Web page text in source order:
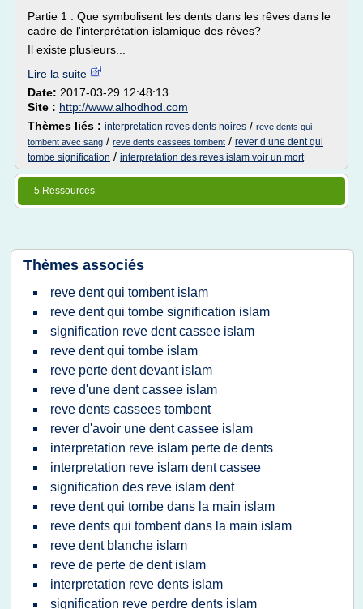
Partie 1 : Que symbolisent les dents dans les rêves dans le
cadre de l'interprétation islamique des rêves?
Il existe plusieurs...
Lire la suite
Date: 2017-03-29 12:48:13
Site : http://www.alhodhod.com
Thèmes liés : interpretation reves dents noires / reve dents qui
tombent avec sang / reve dents cassees tombent / rever d une dent qui
tombe signification / interpretation des reves islam voir un mort
5 Ressources
Thèmes associés
reve dent qui tombent islam
reve dent qui tombe signification islam
signification reve dent cassee islam
reve dent qui tombe islam
reve perte dent devant islam
reve d'une dent cassee islam
reve dents cassees tombent
rever d'avoir une dent cassee islam
interpretation reve islam perte de dents
interpretation reve islam dent cassee
signification des reve islam dent
reve dent qui tombe dans la main islam
reve dents qui tombent dans la main islam
reve dent blanche islam
reve de perte de dent islam
interpretation reve dents islam
signification reve perdre dents islam